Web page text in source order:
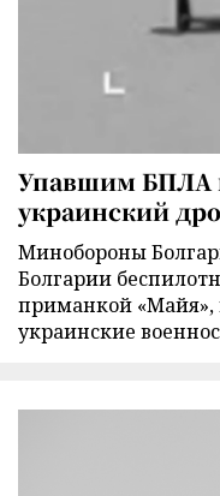
Упавшим БПЛА
украинский
Минобороны
Болгарии
приманкой «Майя»,
украинские